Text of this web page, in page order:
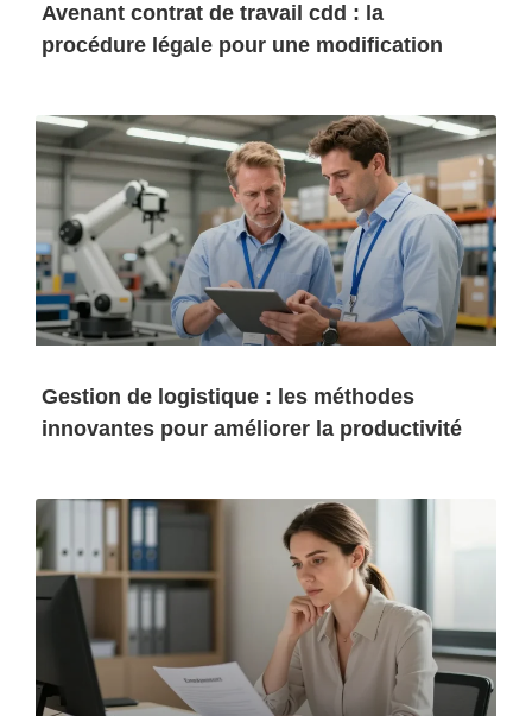
Avenant contrat de travail cdd : la
procédure légale pour une modification
Gestion de logistique : les méthodes
innovantes pour améliorer la productivité